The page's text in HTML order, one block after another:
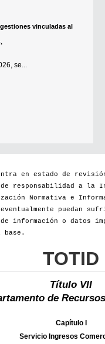
vinculadas al
se...
en estado de
de responsabilidad a la
Normativa e
puedan
información o datos
base.
TOTID
Título VII
de
Capítulo I
Servicio Ingresos